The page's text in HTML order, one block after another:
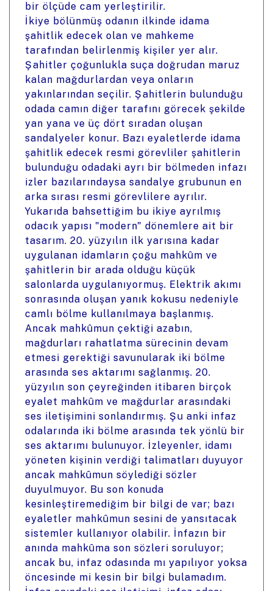
bir ölçüde cam yerleştirilir.
İkiye bölünmüş odanın ilkinde idama
şahitlik edecek olan ve mahkeme
tarafından belirlenmiş kişiler yer alır.
Şahitler çoğunlukla suça doğrudan maruz
kalan mağdurlardan veya onların
yakınlarından seçilir. Şahitlerin bulunduğu
odada camın diğer tarafını görecek şekilde
yan yana ve üç dört sıradan oluşan
sandalyeler konur. Bazı eyaletlerde idama
şahitlik edecek resmi görevliler şahitlerin
bulunduğu odadaki ayrı bir bölmeden infazı
izler bazılarındaysa sandalye grubunun en
arka sırası resmi görevlilere ayrılır.
Yukarıda bahsettiğim bu ikiye ayrılmış
odacık yapısı "modern" dönemlere ait bir
tasarım. 20. yüzyılın ilk yarısına kadar
uygulanan idamların çoğu mahkûm ve
şahitlerin bir arada olduğu küçük
salonlarda uygulanıyormuş. Elektrik akımı
sonrasında oluşan yanık kokusu nedeniyle
camlı bölme kullanılmaya başlanmış.
Ancak mahkûmun çektiği azabın,
mağdurları rahatlatma sürecinin devam
etmesi gerektiği savunularak iki bölme
arasında ses aktarımı sağlanmış. 20.
yüzyılın son çeyreğinden itibaren birçok
eyalet mahkûm ve mağdurlar arasındaki
ses iletişimini sonlandırmış. Şu anki infaz
odalarında iki bölme arasında tek yönlü bir
ses aktarımı bulunuyor. İzleyenler, idamı
yöneten kişinin verdiği talimatları duyuyor
ancak mahkûmun söylediği sözler
duyulmuyor. Bu son konuda
kesinleştiremediğim bir bilgi de var; bazı
eyaletler mahkûmun sesini de yansıtacak
sistemler kullanıyor olabilir. İnfazın bir
anında mahkûma son sözleri soruluyor;
ancak bu, infaz odasında mı yapılıyor yoksa
öncesinde mi kesin bir bilgi bulamadım.